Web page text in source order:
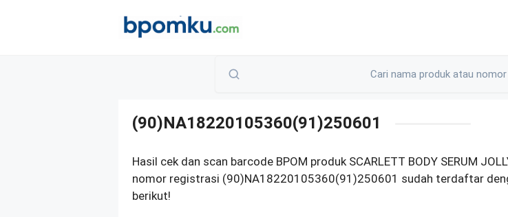
(90)NA18220105360(91)250601
Hasil cek dan scan barcode BPOM produk SCARLETT BODY SERUM
nomor registrasi (90)NA18220105360(91)250601 sudah terdaftar
berikut!